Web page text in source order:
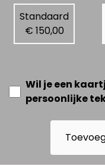
Standaard
€ 150,00
Wil je een
persoonlijke